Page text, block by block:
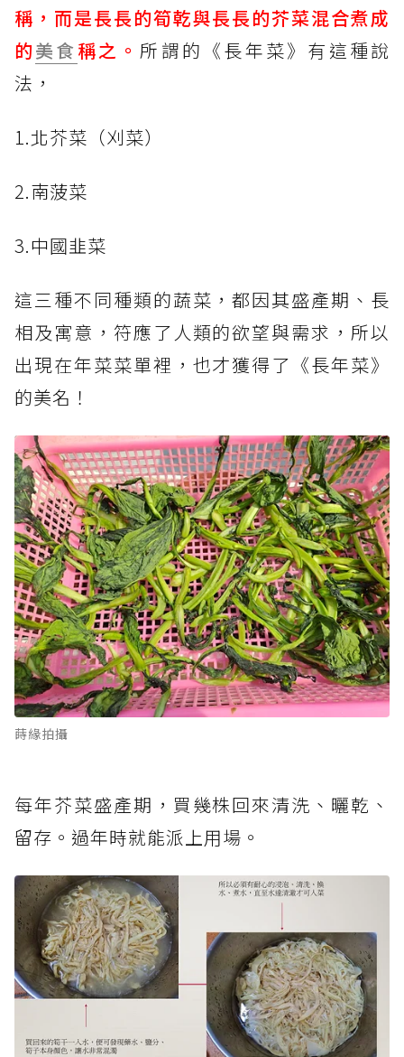
稱，而是長長的筍乾與長長的芥菜混合煮成
的美食 稱之。所謂的《長年菜》有這種說
法，
1.北芥菜（刈菜）
2.南菠菜
3.中國韭菜
這三種不同種類的蔬菜，都因其盛產期、長
相及寓意，符應了人類的欲望與需求，所以
出現在年菜菜單裡，也才獲得了《長年菜》
的美名！
蒔緣拍攝
每年芥菜盛產期，買幾株回來清洗、曬乾、
留存。過年時就能派上用場。